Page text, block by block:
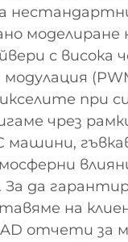
с висока
при
чрез
машини,
За да
на
отчети за